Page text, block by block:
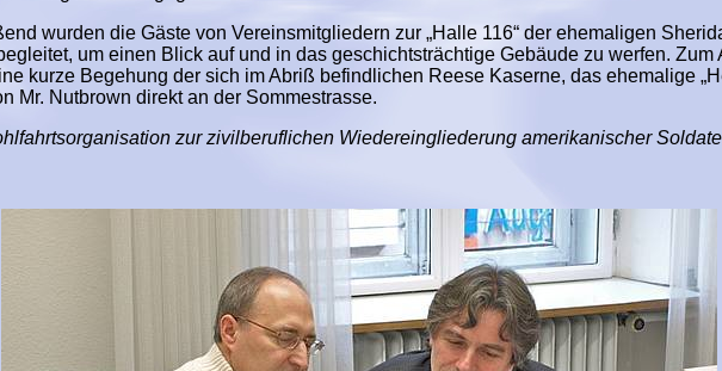
wurden die Gäste von Vereinsmitgliedern zur „Halle 116“ der ehemaligen
um einen Blick auf und in das geschichtsträchtige Gebäude zu werfen. Zum
kurze Begehung der sich im Abriß befindlichen Reese Kaserne, das ehemalige
Mr. Nutbrown direkt an der Sommestrasse.
zur zivilberuflichen Wiedereingliederung amerikanischer